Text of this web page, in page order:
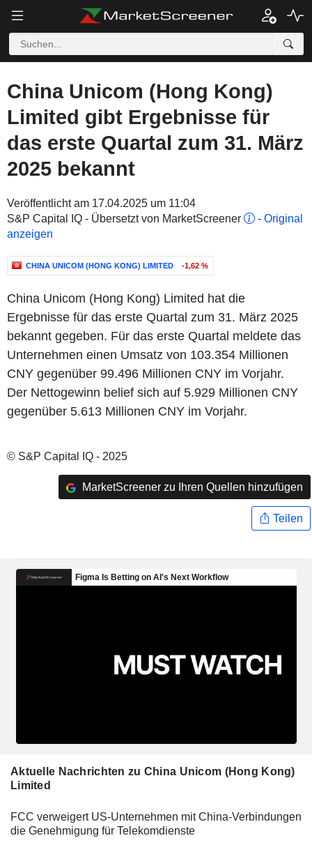
China Unicom (Hong Kong)
Limited gibt Ergebnisse für
das erste Quartal zum 31. März
2025 bekannt
Veröffentlicht am 17.04.2025 um 11:04
S&P Capital IQ - Übersetzt von MarketScreener
- Original
anzeigen
CHINA UNICOM (HONG KONG) LIMITED -1,62 %
China Unicom (Hong Kong) Limited hat die
Ergebnisse für das erste Quartal zum 31. März 2025
bekannt gegeben. Für das erste Quartal meldete das
Unternehmen einen Umsatz von 103.354 Millionen
CNY gegenüber 99.496 Millionen CNY im Vorjahr.
Der Nettogewinn belief sich auf 5.929 Millionen CNY
gegenüber 5.613 Millionen CNY im Vorjahr.
© S&P Capital IQ - 2025
MarketScreener zu Ihren Quellen hinzufügen
Teilen
Aktuelle Nachrichten zu China Unicom (Hong Kong)
Limited
FCC verweigert US-Unternehmen mit China-Verbindungen
die Genehmigung für Telekomdienste